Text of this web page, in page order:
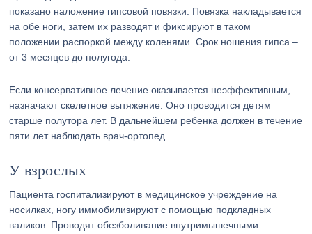
показано наложение гипсовой повязки. Повязка накладывается
на обе ноги, затем их разводят и фиксируют в таком
положении распоркой между коленями. Срок ношения гипса –
от 3 месяцев до полугода.
Если консервативное лечение оказывается неэффективным,
назначают скелетное вытяжение. Оно проводится детям
старше полутора лет. В дальнейшем ребенка должен в течение
пяти лет наблюдать врач-ортопед.
У взрослых
Пациента госпитализируют в медицинское учреждение на
носилках, ногу иммобилизируют с помощью подкладных
валиков. Проводят обезболивание внутримышечными